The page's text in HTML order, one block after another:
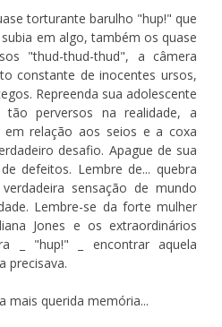
torturante barulho "hup!" que
em algo, também os quase
"thud-thud-thud", a câmera
constante de inocentes ursos,
Repreenda sua adolescente
tão perversos na realidade, a
relação aos seios e a coxa
desafio. Apague de sua
defeitos. Lembre de... quebra
sensação de mundo
Lembre-se da forte mulher
Jones e os extraordinários
_ "hup!" _ encontrar aquela
precisava.
mais querida memória...